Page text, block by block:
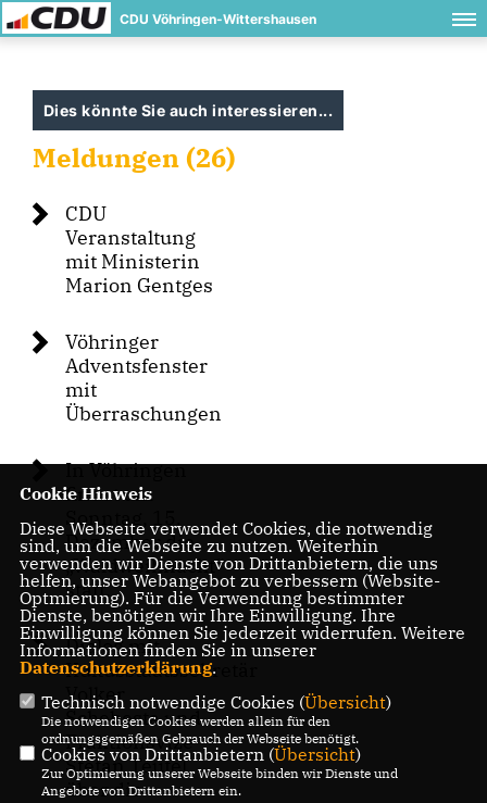
CDU Vöhringen-Wittershausen
Dies könnte Sie auch interessieren...
Meldungen (26)
CDU
Veranstaltung
mit Ministerin
Marion Gentges
Vöhringer
Adventsfenster
mit
Überraschungen
In Vöhringen
findet am
Sonntag, 15.
Dezember die
Waldweihnacht“
statt.
Dialog mit
Kultusstaatssekretär
Volker
Schebesta und
Fraktionsvize
Stefan Teufel
über die
Cookie Hinweis
Diese Webseite verwendet Cookies, die notwendig
sind, um die Webseite zu nutzen. Weiterhin
verwenden wir Dienste von Drittanbietern, die uns
helfen, unser Webangebot zu verbessern (Website-
Optmierung). Für die Verwendung bestimmter
Dienste, benötigen wir Ihre Einwilligung. Ihre
Einwilligung können Sie jederzeit widerrufen. Weitere
Informationen finden Sie in unserer
Datenschutzerklärung.
Technisch notwendige Cookies (Übersicht)
Die notwendigen Cookies werden allein für den
ordnungsgemäßen Gebrauch der Webseite benötigt.
Cookies von Drittanbietern (Übersicht)
Zur Optimierung unserer Webseite binden wir Dienste und
Angebote von Drittanbietern ein.